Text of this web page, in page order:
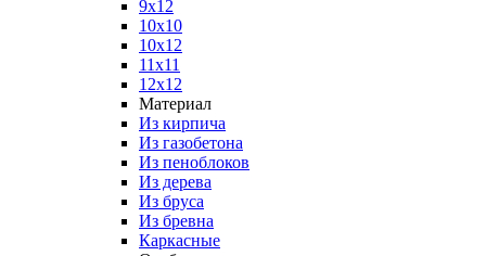
9x12
10x10
10x12
11x11
12x12
Материал
Из кирпича
Из газобетона
Из пеноблоков
Из дерева
Из бруса
Из бревна
Каркасные